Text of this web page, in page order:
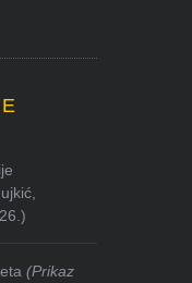
(Prikaz